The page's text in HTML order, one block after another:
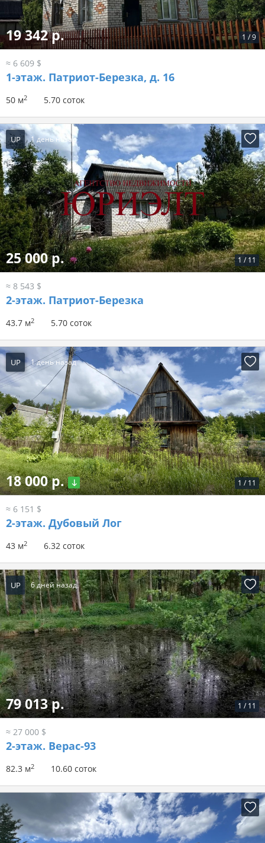
1 /9
19 342 р.
≈ 6 609 $
1-этаж. Патриот-Березка, д. 16
50 м2 5.70 соток
UP 1 день назад
1 / 11
25 000 р.
≈ 8 543 $
2-этаж. Патриот-Березка
43.7 м2 5.70 соток
UP 1 день назад
1 / 11
18 000 р.
≈ 6 151 $
2-этаж. Дубовый Лог
43 м2 6.32 соток
UP 6 дней назад
1 / 11
79 013 р.
≈ 27 000 $
2-этаж. Верас-93
82.3 м2 10.60 соток